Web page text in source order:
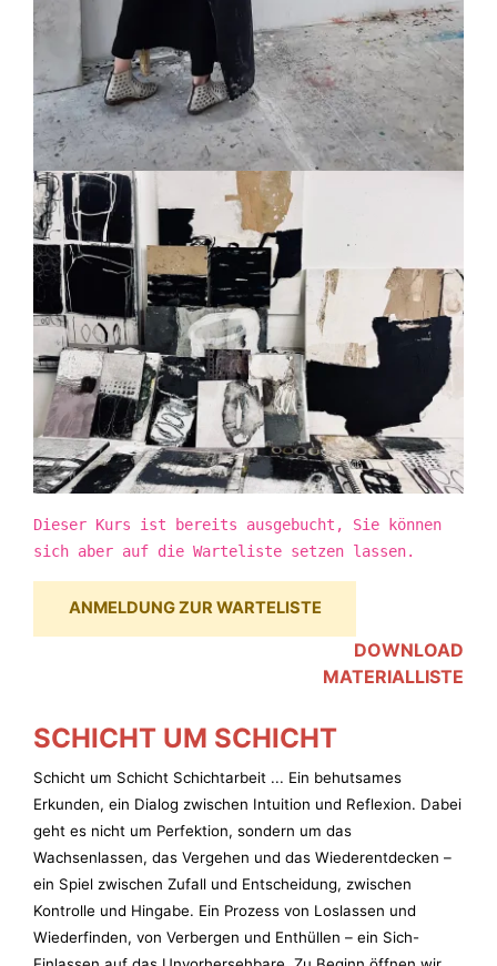
Dieser Kurs ist bereits ausgebucht, Sie können
sich aber auf die Warteliste setzen lassen.
ANMELDUNG ZUR WARTELISTE
DOWNLOAD
MATERIALLISTE
SCHICHT UM SCHICHT
Schicht um Schicht Schichtarbeit ... Ein behutsames
Erkunden, ein Dialog zwischen Intuition und Reflexion. Dabei
geht es nicht um Perfektion, sondern um das
Wachsenlassen, das Vergehen und das Wiederentdecken –
ein Spiel zwischen Zufall und Entscheidung, zwischen
Kontrolle und Hingabe. Ein Prozess von Loslassen und
Wiederfinden, von Verbergen und Enthüllen – ein Sich-